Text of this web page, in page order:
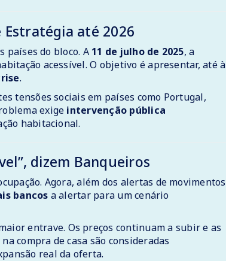
até 2026
países do bloco. A 11 de julho de 2025, a
acessível. O objetivo é apresentar, até à
.
tensões sociais em países como Portugal,
exige intervenção pública
habitacional.
dizem Banqueiros
Agora, além dos alertas de movimentos
bancos a alertar para um cenário
entrave. Os preços continuam a subir e as
compra de casa são consideradas
real da oferta.